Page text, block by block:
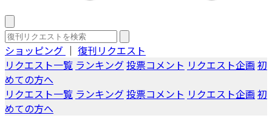
ショッピング ｜ 復刊リクエスト
リクエスト一覧 ランキング投票コメント リクエスト企画 初
めての方へ
リクエスト一覧 ランキング投票コメント リクエスト企画 初
めての方へ